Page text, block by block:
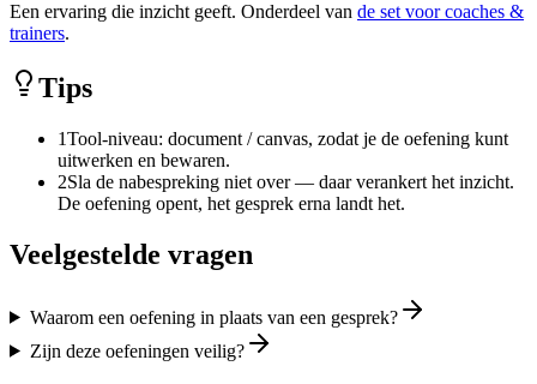
Een ervaring die inzicht geeft. Onderdeel van de set voor coaches &
trainers.
Tips
1Tool-niveau: document / canvas, zodat je de oefening kunt
uitwerken en bewaren.
2Sla de nabespreking niet over — daar verankert het inzicht.
De oefening opent, het gesprek erna landt het.
Veelgestelde vragen
Waarom een oefening in plaats van een gesprek?
Zijn deze oefeningen veilig?